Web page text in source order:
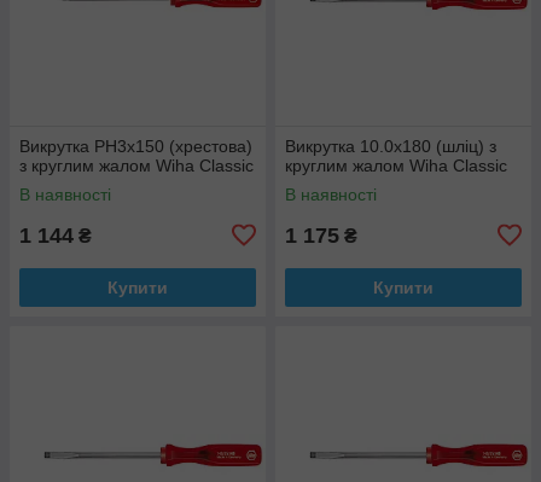
Викрутка РН3х150 (хрестова)
з круглим жалом Wiha Classic
В наявності
1 144 ₴
Купити
Викрутка 10.0х180 (шліц) з
круглим жалом Wiha Classic
В наявності
1 175 ₴
Купити